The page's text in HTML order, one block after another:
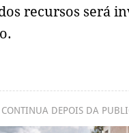
recursos será
CONTINUA DEPOIS DA